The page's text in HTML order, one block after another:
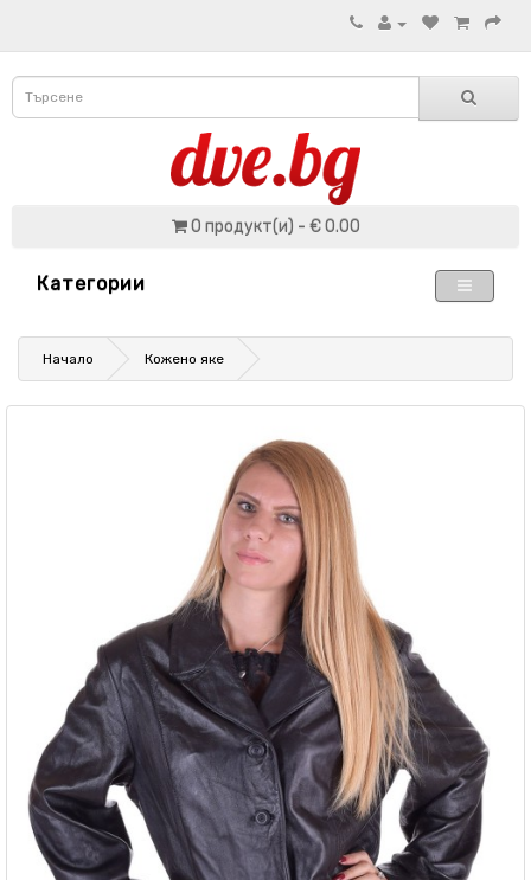
0 продукт(и) - € 0.00
Категории
Начало Кожено яке